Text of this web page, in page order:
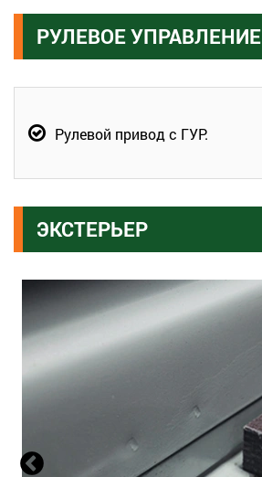
РУЛЕВОЕ УПРАВЛЕНИЕ
Рулевой привод с ГУР.
ЭКСТЕРЬЕР